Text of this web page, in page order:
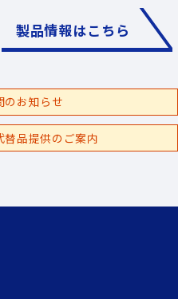
製品情報はこちら
のお知らせ
品提供のご案内